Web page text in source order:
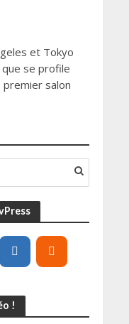
et Tokyo
se profile
premier salon
!